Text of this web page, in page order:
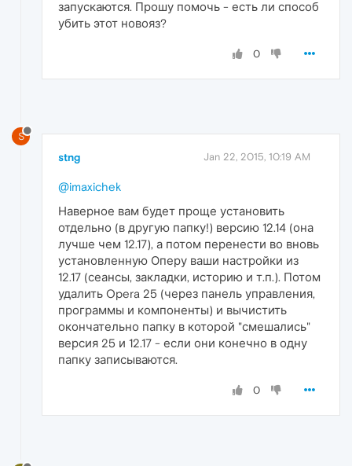
запускаются. Прошу помочь - есть ли способ
убить этот новояз?
0
S
stng Jan 22, 2015, 10:19 AM
@imaxichek
Наверное вам будет проще установить
отдельно (в другую папку!) версию 12.14 (она
лучше чем 12.17), а потом перенести во вновь
установленную Оперу ваши настройки из
12.17 (сеансы, закладки, историю и т.п.). Потом
удалить Opera 25 (через панель управления,
программы и компоненты) и вычистить
окончательно папку в которой "смешались"
версия 25 и 12.17 - если они конечно в одну
папку записываются.
0